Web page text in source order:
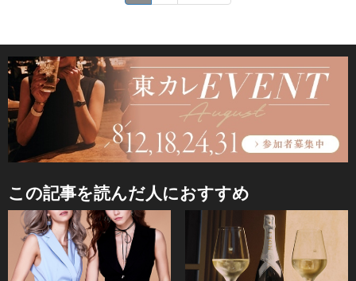
この記事を読んだ人におすすめ